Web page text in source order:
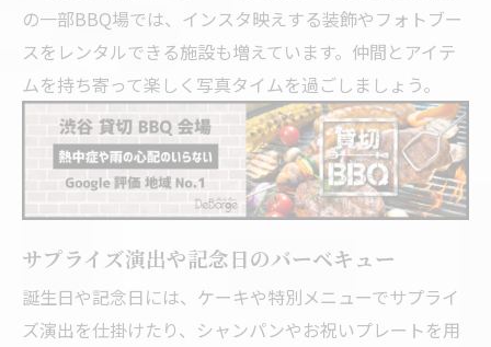
の一部BBQ場では、インスタ映えする装飾やフォトブー
スをレンタルできる施設も増えています。仲間とアイテ
ムを持ち寄って楽しく写真タイムを過ごしましょう。
サプライズ演出や記念日のバーベキュー
誕生日や記念日には、ケーキや特別メニューでサプライ
ズ演出を仕掛けたり、シャンパンやお祝いプレートを用